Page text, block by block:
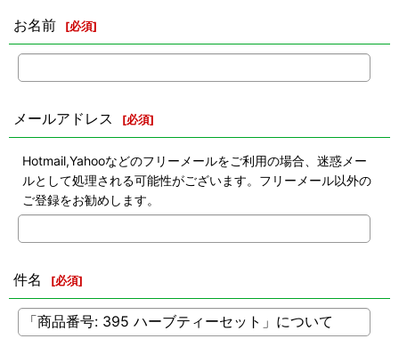
お名前 [必須]
メールアドレス [必須]
Hotmail,Yahooなどのフリーメールをご利用の場合、迷惑メー
ルとして処理される可能性がございます。フリーメール以外の
ご登録をお勧めします。
件名 [必須]